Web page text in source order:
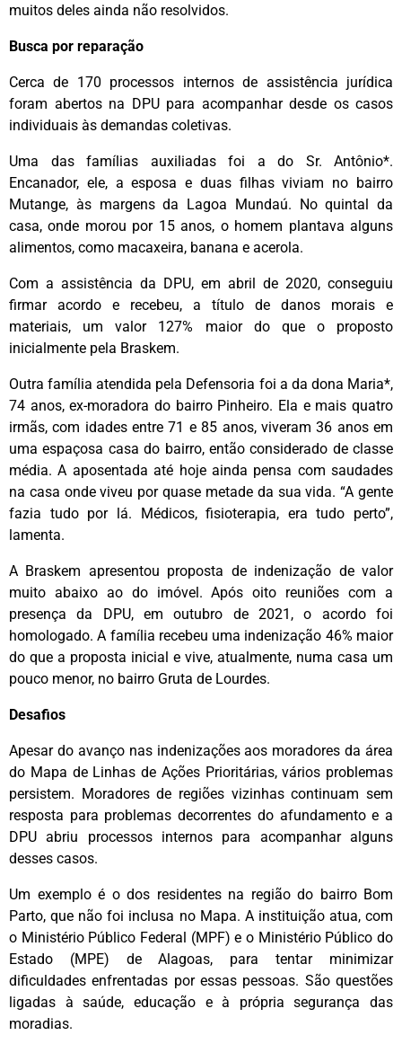
muitos deles ainda não resolvidos.
Busca por reparação
Cerca de 170 processos internos de assistência jurídica
foram abertos na DPU para acompanhar desde os casos
individuais às demandas coletivas.
Uma das famílias auxiliadas foi a do Sr. Antônio*.
Encanador, ele, a esposa e duas filhas viviam no bairro
Mutange, às margens da Lagoa Mundaú. No quintal da
casa, onde morou por 15 anos, o homem plantava alguns
alimentos, como macaxeira, banana e acerola.
Com a assistência da DPU, em abril de 2020, conseguiu
firmar acordo e recebeu, a título de danos morais e
materiais, um valor 127% maior do que o proposto
inicialmente pela Braskem.
Outra família atendida pela Defensoria foi a da dona Maria*,
74 anos, ex-moradora do bairro Pinheiro. Ela e mais quatro
irmãs, com idades entre 71 e 85 anos, viveram 36 anos em
uma espaçosa casa do bairro, então considerado de classe
média. A aposentada até hoje ainda pensa com saudades
na casa onde viveu por quase metade da sua vida. “A gente
fazia tudo por lá. Médicos, fisioterapia, era tudo perto”,
lamenta.
A Braskem apresentou proposta de indenização de valor
muito abaixo ao do imóvel. Após oito reuniões com a
presença da DPU, em outubro de 2021, o acordo foi
homologado. A família recebeu uma indenização 46% maior
do que a proposta inicial e vive, atualmente, numa casa um
pouco menor, no bairro Gruta de Lourdes.
Desafios
Apesar do avanço nas indenizações aos moradores da área
do Mapa de Linhas de Ações Prioritárias, vários problemas
persistem. Moradores de regiões vizinhas continuam sem
resposta para problemas decorrentes do afundamento e a
DPU abriu processos internos para acompanhar alguns
desses casos.
Um exemplo é o dos residentes na região do bairro Bom
Parto, que não foi inclusa no Mapa. A instituição atua, com
o Ministério Público Federal (MPF) e o Ministério Público do
Estado (MPE) de Alagoas, para tentar minimizar
dificuldades enfrentadas por essas pessoas. São questões
ligadas à saúde, educação e à própria segurança das
moradias.